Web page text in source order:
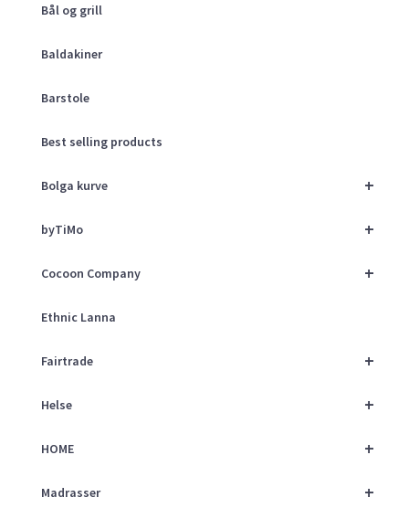
Bål og grill
Baldakiner
Barstole
Best selling products
+
Bolga kurve
+
byTiMo
+
Cocoon Company
Ethnic Lanna
+
Fairtrade
+
Helse
+
HOME
+
Madrasser